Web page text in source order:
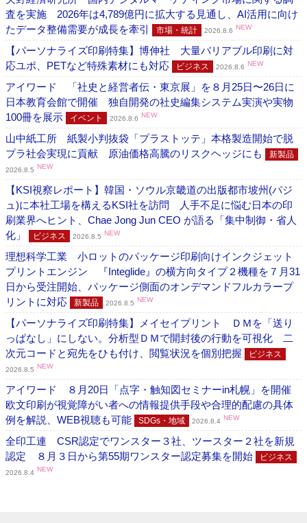
査を実施 2026年は4,789億円に拡大する見通し、AI活用に向け
たデータ整備需要が成長を牽引
市場・統計 2026.8.6 NEW
【パーソナライズ印刷特集】博伸社 大量バリアブル印刷に対
応ユポ、PETなど特殊素材にも対応
ビジネス 2026.8.6 NEW
アイワード 「社史と経営者伝・東京展」を８月25日〜26日に
日本教育会館で開催 独自開発の社史編集システム実演や実物
100冊を展示
イベント 2026.8.6 NEW
山中紙工所 紙製小判抜袋「プラストッテ」本格製造開始で脱
プラ社会実現に貢献 原油価格高騰のリスクヘッジにも
新製品
2026.8.5 NEW
【KSI視察レポート】韓国・ソウル京畿道の出版都市坡州(パジ
ュ)に本社工場を構えるKSI社を訪問 人手不足に悩む日本の印
刷業界へヒント、Chae Jong Jun CEO が語る「集中制御・省人
化」
ビジネス 2026.8.5 NEW
理想科学工業 小ロットのパッケージ印刷向けインクジェット
プリントエンジン 『Integlide』の横方向タイプ２機種を７月31
日から受注開始、パッケージ側面のオンデマンドフルカラープ
リントに対応
新製品 2026.8.5 NEW
【パーソナライズ印刷特集】メイセイプリント ＤＭを「送り
っぱなし」にしない。分析型ＤＭで開封後の行動を可視化 二
次元コードと宛先をひも付け、閲覧状況を個別把握
ビジネス
2026.8.5 NEW
アイワード ８月20日「点字・触知図セミナーin札幌」を開催
欧文印刷が視覚障がい者への情報提供手段や合理的配慮の具体
例を解説、WEB視聴も可能
SDGs・地域 2026.8.4 NEW
全印工連 CSR認定でワンスター３社、ツースター２社を新規
認定 ８月３日から第55期ワンスター認定募集を開始
ビジネス
2026.8.4 NEW